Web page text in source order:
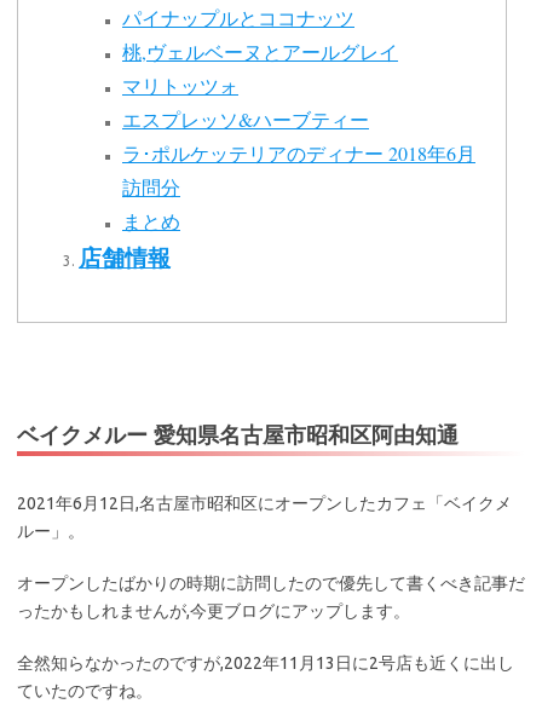
パイナップルとココナッツ
桃,ヴェルベーヌとアールグレイ
マリトッツォ
エスプレッソ&ハーブティー
ラ･ポルケッテリアのディナー 2018年6月
訪問分
まとめ
店舗情報
ベイクメルー 愛知県名古屋市昭和区阿由知通
2021年6月12日,名古屋市昭和区にオープンしたカフェ「ベイクメ
ルー」。
オープンしたばかりの時期に訪問したので優先して書くべき記事だ
ったかもしれませんが,今更ブログにアップします。
全然知らなかったのですが,2022年11月13日に2号店も近くに出し
ていたのですね。